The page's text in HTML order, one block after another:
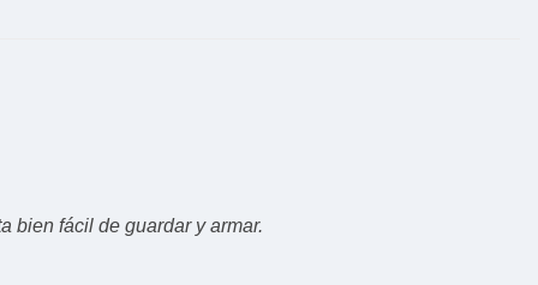
bien fácil de guardar y armar.